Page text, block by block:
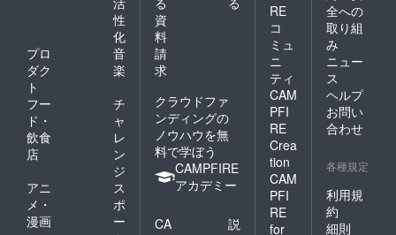
性
化
プロ
ダク
ト
音
楽
フー
ド・
飲食
店
チ
ャ
レ
ン
ジ
アニ
メ・
漫画
ス
ポ
ー
資
料
請
求
クラウドファ
ンディングの
ノウハウを無
料で学ぼう
CAMPFIRE
アカデミー
CA
説
RE
コ
ミュ
ニ
ティ
CAM
PFI
RE
Crea
tion
CAM
PFI
RE
for
全への
取り組
み
ニュー
ス
ヘルプ
お問い
合わせ
各種規定
利用規
約
細則